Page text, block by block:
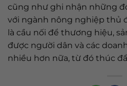
cũng như ghi nhận những
với ngành nông nghiệp thủ
là cầu nối để thương hiệu,
được người dân và các
nhiều hơn nữa, từ đó thúc